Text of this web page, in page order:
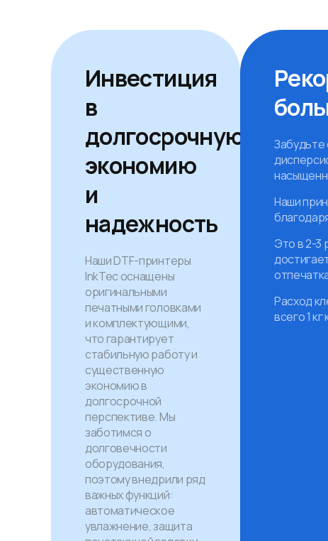
Инвестиция
в
долгосрочную
экономию
и
надежность
Наши DTF-принтеры
InkTec оснащены
оригинальными
печатными головками
и комплектующими,
что гарантирует
стабильную работу и
существенную
экономию в
долгосрочной
перспективе. Мы
заботимся о
долговечности
оборудования,
поэтому внедрили ряд
важных функций:
автоматическое
увлажнение, защита
Забудьте
Наши
Это в 2-3
Расход
всего 1